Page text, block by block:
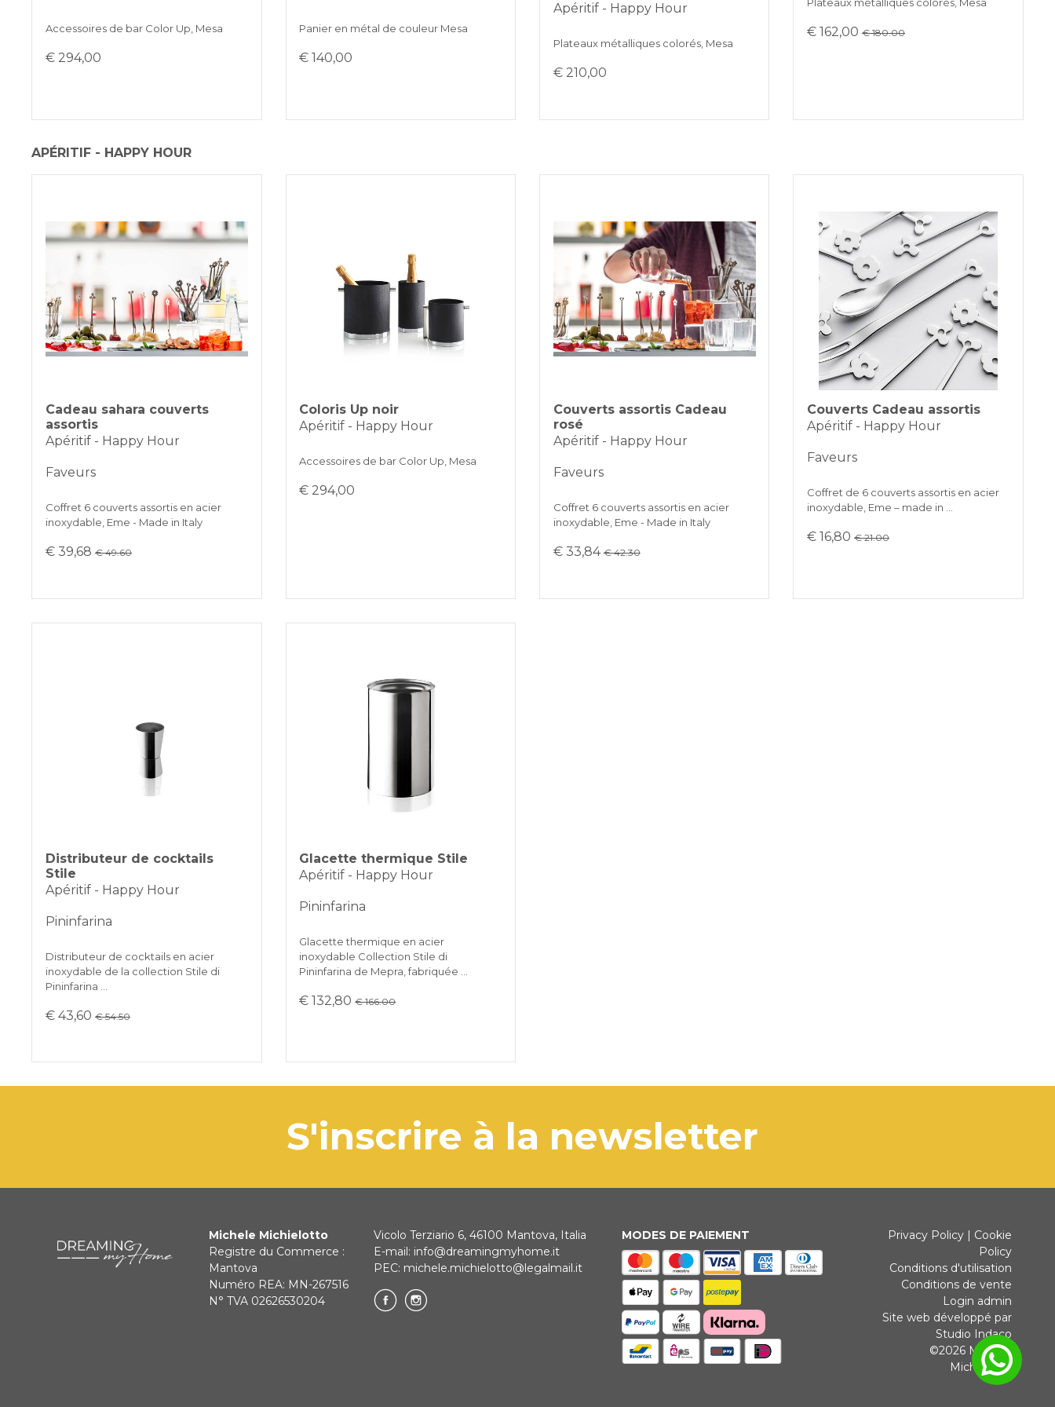
Accessoires de bar Color Up, Mesa
€ 294,00
Panier en métal de couleur Mesa
€ 140,00
Apéritif - Happy Hour
Plateaux métalliques colorés, Mesa
€ 210,00
€ 162,00€ 180.00
APÉRITIF - HAPPY HOUR
Cadeau sahara couverts
assortis
Apéritif - Happy Hour
Faveurs
Coffret 6 couverts assortis en acier
inoxydable, Eme - Made in Italy
€ 39,68€ 49.60
Coloris Up noir
Apéritif - Happy Hour
Accessoires de bar Color Up, Mesa
€ 294,00
Couverts assortis Cadeau
rosé
Apéritif - Happy Hour
Faveurs
Coffret 6 couverts assortis en acier
inoxydable, Eme - Made in Italy
€ 33,84€ 42.30
Couverts Cadeau assortis
Apéritif - Happy Hour
Faveurs
Coffret de 6 couverts assortis en acier
inoxydable, Eme – made in …
€ 16,80€ 21.00
Distributeur de cocktails
Stile
Apéritif - Happy Hour
Pininfarina
Distributeur de cocktails en acier
inoxydable de la collection Stile di
Pininfarina …
€ 43,60€ 54.50
Glacette thermique Stile
Apéritif - Happy Hour
Pininfarina
Glacette thermique en acier
inoxydable Collection Stile di
Pininfarina de Mepra, fabriquée …
€ 132,80€ 166.00
s'inscrire à la newsletter
Michele Michielotto
Registre du Commerce :
Mantova
Numéro REA: MN-267516
N° TVA 02626530204
Vicolo Terziario 6, 46100 Mantova, Italia
E-mail: info@dreamingmyhome.it
PEC: michele.michielotto@legalmail.it
MODES DE PAIEMENT Privacy Policy| Cookie
Policy
Conditions d'utilisation
Conditions de vente
Login admin
Site web développé par
Studio Indaco
©2026 Michele
Michielotto